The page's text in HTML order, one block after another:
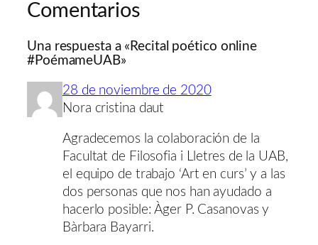
Comentarios
Una respuesta a «Recital poético online
#PoémameUAB»
28 de noviembre de 2020
Nora cristina daut
Agradecemos la colaboración de la
Facultat de Filosofia i Lletres de la UAB,
el equipo de trabajo ‘Art en curs’ y a las
dos personas que nos han ayudado a
hacerlo posible: Àger P. Casanovas y
Bàrbara Bayarri.